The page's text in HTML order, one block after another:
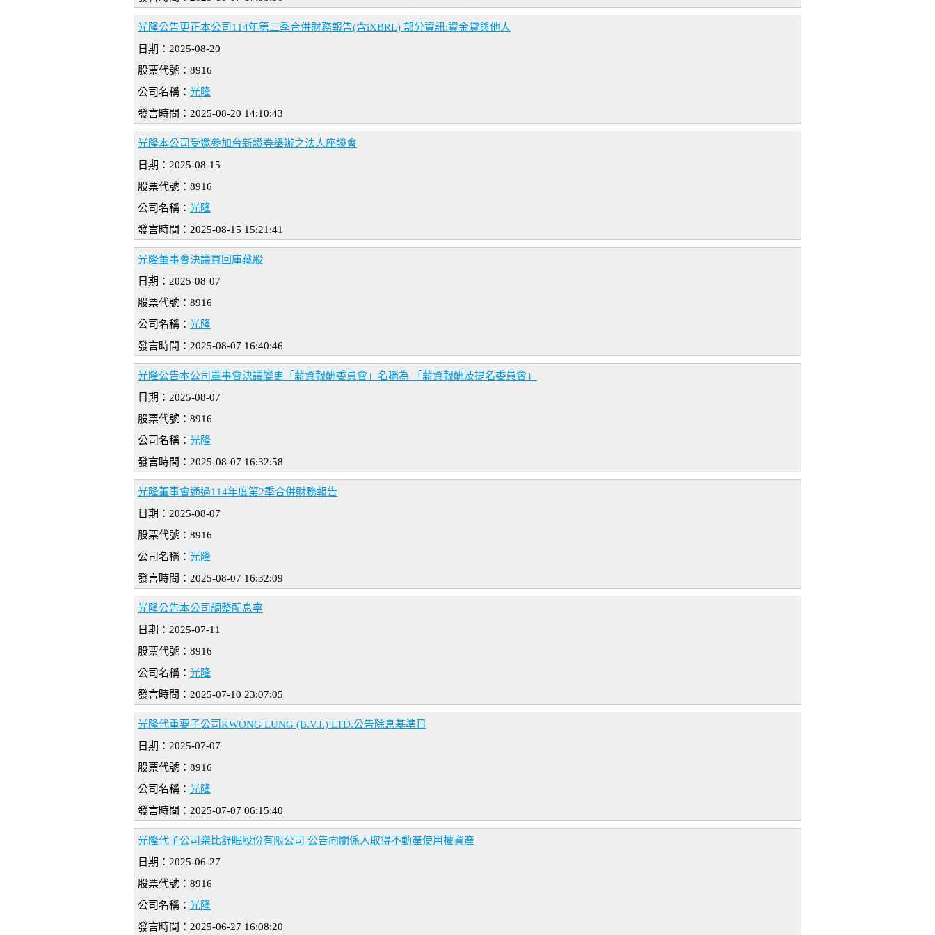
光隆公告更正本公司114年第二季合併財務報告(含iXBRL) 部分資訊:資金貸與他人
日期：2025-08-20
股票代號：8916
公司名稱： 光隆
發言時間：2025-08-20 14:10:43
光隆本公司受邀參加台新證券舉辦之法人座談會
日期：2025-08-15
股票代號：8916
公司名稱： 光隆
發言時間：2025-08-15 15:21:41
光隆董事會決議買回庫藏股
日期：2025-08-07
股票代號：8916
公司名稱： 光隆
發言時間：2025-08-07 16:40:46
光隆公告本公司董事會決議變更「薪資報酬委員會」名稱為 「薪資報酬及提名委員會」
日期：2025-08-07
股票代號：8916
公司名稱： 光隆
發言時間：2025-08-07 16:32:58
光隆董事會通過114年度第2季合併財務報告
日期：2025-08-07
股票代號：8916
公司名稱： 光隆
發言時間：2025-08-07 16:32:09
光隆公告本公司調整配息率
日期：2025-07-11
股票代號：8916
公司名稱： 光隆
發言時間：2025-07-10 23:07:05
光隆代重要子公司KWONG LUNG (B.V.I.) LTD.公告除息基準日
日期：2025-07-07
股票代號：8916
公司名稱： 光隆
發言時間：2025-07-07 06:15:40
光隆代子公司樂比舒眠股份有限公司 公告向關係人取得不動產使用權資產
日期：2025-06-27
股票代號：8916
公司名稱： 光隆
發言時間：2025-06-27 16:08:20